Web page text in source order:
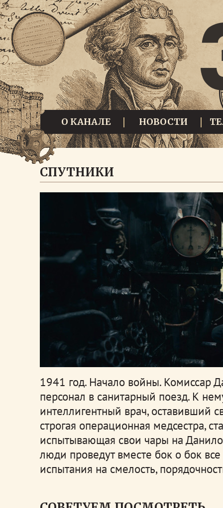
О КАНАЛЕ НОВОСТИ
СПУТНИКИ
1941 год. Начало войны. Комиссар
персонал в санитарный поезд. К
интеллигентный врач, оставивший
строгая операционная медсестра,
испытывающая свои чары на
люди проведут вместе бок о бок
испытания на смелость,